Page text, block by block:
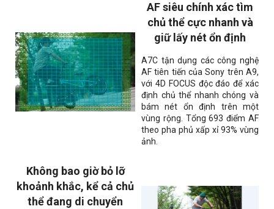
AF siêu chính xác tìm
chủ thể cực nhanh và
giữ lấy nét ổn định
A7C tận dụng các công nghệ
AF tiên tiến của Sony trên A9,
với 4D FOCUS độc đáo để xác
định chủ thể nhanh chóng và
bám nét ổn định trên một
vùng rộng. Tổng 693 điểm AF
theo pha phủ xấp xỉ 93% vùng
ảnh.
Không bao giờ bỏ lỡ
khoảnh khắc, kể cả chủ
thể đang di chuyển